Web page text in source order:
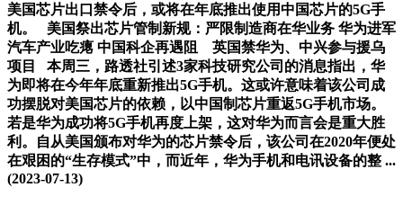
美国芯片出口禁令后，或将在年底推出使用中国芯片的5G手
机。 美国祭出芯片管制新规：严限制造商在华业务 华为进军
汽车产业吃瘪 中国科企再遇阻 英国禁华为、中兴参与援乌
项目 本周三，路透社引述3家科技研究公司的消息指出，华
为即将在今年年底重新推出5G手机。这或许意味着该公司成
功摆脱对美国芯片的依赖，以中国制芯片重返5G手机市场。
若是华为成功将5G手机再度上架，这对华为而言会是重大胜
利。自从美国颁布对华为的芯片禁令后，该公司在2020年便处
在艰困的“生存模式”中，而近年，华为手机和电讯设备的整 ...
(2023-07-13)